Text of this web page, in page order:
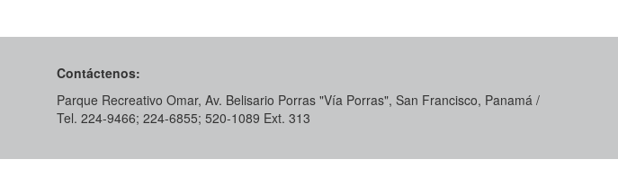
Contáctenos:
Parque Recreativo Omar, Av. Belisario Porras "Vía Porras", San Francisco, Panamá /
Tel. 224-9466; 224-6855; 520-1089​ Ext. 313